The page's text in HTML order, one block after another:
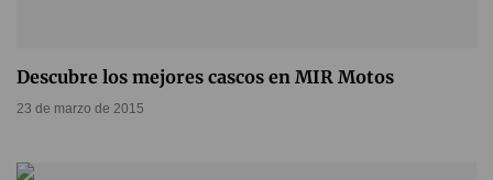
Descubre los mejores cascos en MIR Motos
23 de marzo de 2015